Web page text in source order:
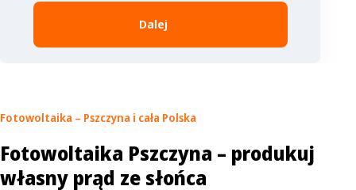
Dalej
Fotowoltaika – Pszczyna i cała Polska
Fotowoltaika Pszczyna – produkuj
własny prąd ze słońca